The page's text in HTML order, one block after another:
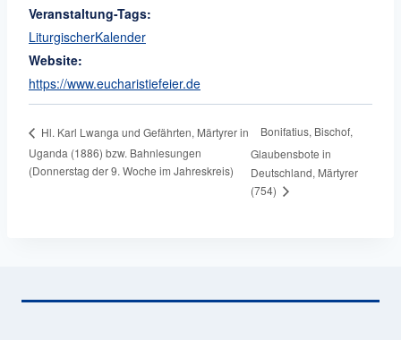
Veranstaltung-Tags:
LiturgischerKalender
Website:
https://www.eucharistiefeier.de
Hl. Karl Lwanga und Gefährten, Märtyrer in
Uganda (1886) bzw. Bahnlesungen
(Donnerstag der 9. Woche im Jahreskreis)
Bonifatius, Bischof,
Glaubensbote in
Deutschland, Märtyrer
(754)